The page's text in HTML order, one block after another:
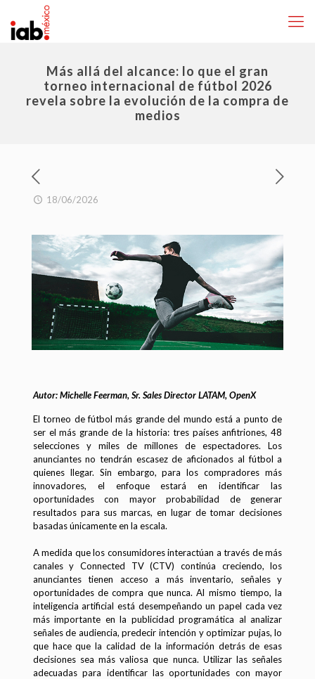
Más allá del alcance: lo que el gran
torneo internacional de fútbol 2026
revela sobre la evolución de la compra de
medios
18/06/2026
Autor: Michelle Feerman, Sr. Sales Director LATAM, OpenX
El torneo de fútbol más grande del mundo está a punto de
ser el más grande de la historia: tres países anfitriones, 48
selecciones y miles de millones de espectadores. Los
anunciantes no tendrán escasez de aficionados al fútbol a
quienes llegar. Sin embargo, para los compradores más
innovadores, el enfoque estará en identificar las
oportunidades con mayor probabilidad de generar
resultados para sus marcas, en lugar de tomar decisiones
basadas únicamente en la escala.
A medida que los consumidores interactúan a través de más
canales y Connected TV (CTV) continúa creciendo, los
anunciantes tienen acceso a más inventario, señales y
oportunidades de compra que nunca. Al mismo tiempo, la
inteligencia artificial está desempeñando un papel cada vez
más importante en la publicidad programática al analizar
señales de audiencia, predecir intención y optimizar pujas, lo
que hace que la calidad de la información detrás de esas
decisiones sea más valiosa que nunca. Utilizar las señales
adecuadas para identificar las oportunidades con mayor